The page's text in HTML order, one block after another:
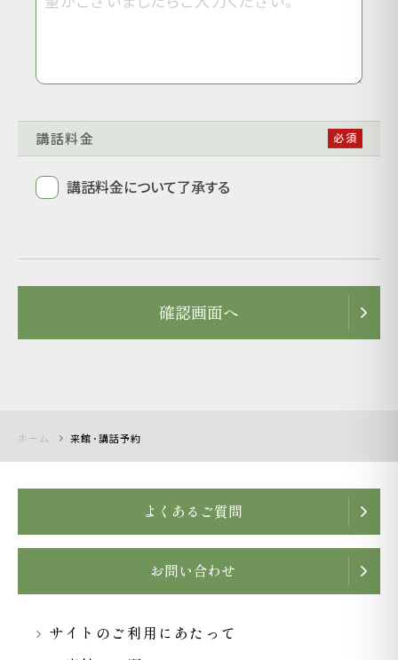
講話料金
講話料金について了承する
確認画面へ
ホーム 来館･講話予約
よくあるご質問
お問い合わせ
サイトのご利用にあたって